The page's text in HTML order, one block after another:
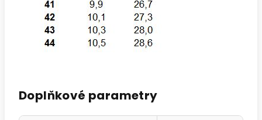
Doplňkové parametry